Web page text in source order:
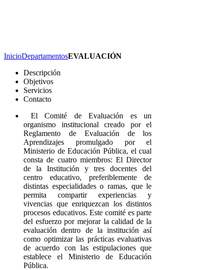
InicioDepartamentosEVALUACIÓN
Descripción
Objetivos
Servicios
Contacto
El Comité de Evaluación es un
organismo institucional creado por el
Reglamento de Evaluación de los
Aprendizajes promulgado por el
Ministerio de Educación Pública, el cual
consta de cuatro miembros: El Director
de la Institución y tres docentes del
centro educativo, preferiblemente de
distintas especialidades o ramas, que le
permita compartir experiencias y
vivencias que enriquezcan los distintos
procesos educativos. Este comité es parte
del esfuerzo por mejorar la calidad de la
evaluación dentro de la institución así
como optimizar las prácticas evaluativas
de acuerdo con las estipulaciones que
establece el Ministerio de Educación
Pública.